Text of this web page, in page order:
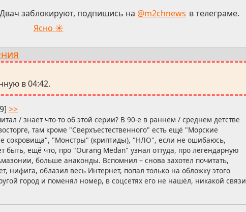
заблокируют, подпишись на @m2chnews в телеграме.
Ясно ☀
в 04:42.
>>
/ знает что-то об этой серии? В 90-е в раннем / среднем детстве
там кроме "Сверхъестественного" есть ещё "Морские
сокровища", "Монстры" (криптиды), "НЛО", если не ошибаюсь,
быть, ещё что, про "Ourang Medan" узнал оттуда, про легендарную
больше анаконды. Вспомнил – снова захотел почитать,
нифига, облазил весь Интернет, попал только на обложку этого
город и поменял номер, в соцсетях его не нашёл, никакой связи